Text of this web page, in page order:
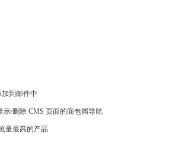
加到邮件中
示/删除 CMS 页面的面包屑导航
量最高的产品